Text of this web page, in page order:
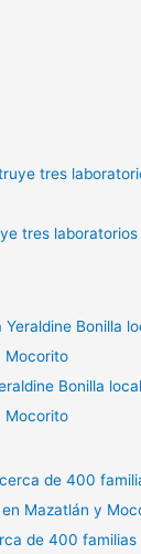
tres
Bonilla
Mocorito
de 400